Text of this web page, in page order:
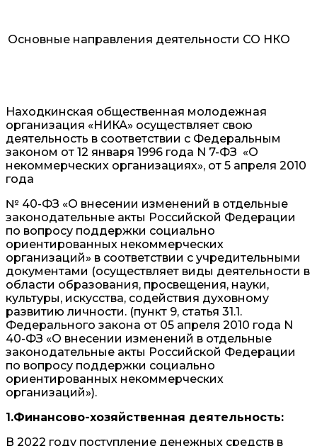
Основные направления деятельности СО НКО
Находкинская общественная молодежная
организация «НИКА» осуществляет свою
деятельность в соответствии с Федеральным
законом от 12 января 1996 года N 7-ФЗ «О
некоммерческих организациях», от 5 апреля 2010
года
№ 40-ФЗ «О внесении изменений в отдельные
законодательные акты Российской Федерации
по вопросу поддержки социально
ориентированных некоммерческих
организаций» в соответствии с учредительными
документами (осуществляет виды деятельности в
области образования, просвещения, науки,
культуры, искусства, содействия духовному
развитию личности. (пункт 9, статья 31.1.
Федерального закона от 05 апреля 2010 года N
40-ФЗ «О внесении изменений в отдельные
законодательные акты Российской Федерации
по вопросу поддержки социально
ориентированных некоммерческих
организаций»).
1.Финансово-хозяйственная деятельность:
В 2022 году поступление денежных средств в